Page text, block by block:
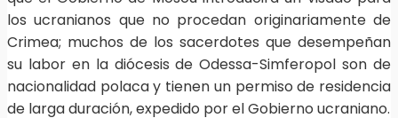
los ucranianos que no procedan originariamente de
Crimea; muchos de los sacerdotes que desempeñan
su labor en la diócesis de Odessa-Simferopol son de
nacionalidad polaca y tienen un permiso de residencia
de larga duración, expedido por el Gobierno ucraniano.